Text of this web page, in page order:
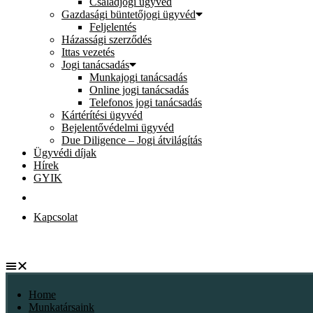
Gazdasági büntetőjogi ügyvéd
Feljelentés
Házassági szerződés
Ittas vezetés
Jogi tanácsadás
Munkajogi tanácsadás
Online jogi tanácsadás
Telefonos jogi tanácsadás
Kártérítési ügyvéd
Bejelentővédelmi ügyvéd
Due Diligence – Jogi átvilágítás
Ügyvédi díjak
Hírek
GYIK
Kapcsolat
Home
Munkatársaink